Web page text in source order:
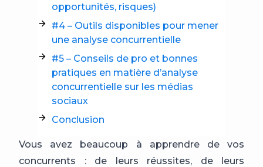
opportunités, risques)
#4 – Outils disponibles pour mener
une analyse concurrentielle
#5 – Conseils de pro et bonnes
pratiques en matière d’analyse
concurrentielle sur les médias
sociaux
Conclusion
Vous avez beaucoup à apprendre de vos
concurrents : de leurs réussites, de leurs